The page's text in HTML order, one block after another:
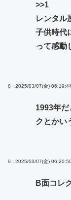
>>1
レンタル
子供時代
って感動
8 : 2025/03/07(金)
1993年
クとかい
9 : 2025/03/07(金)
B面コレ